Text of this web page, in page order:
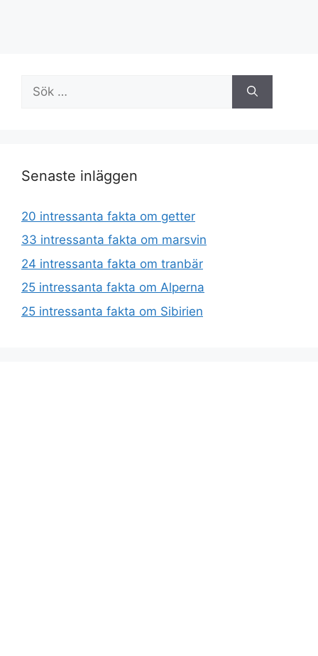
efter:
Senaste inläggen
20 intressanta fakta om getter
33 intressanta fakta om marsvin
24 intressanta fakta om tranbär
25 intressanta fakta om Alperna
25 intressanta fakta om Sibirien